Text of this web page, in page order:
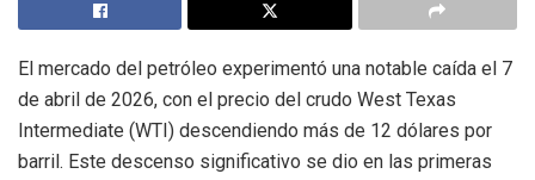
El mercado del petróleo experimentó una notable caída el 7
de abril de 2026, con el precio del crudo West Texas
Intermediate (WTI) descendiendo más de 12 dólares por
barril. Este descenso significativo se dio en las primeras